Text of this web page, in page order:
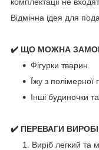
Відмінна ідея для
✔️ ЩО МОЖНА
Фігурки тварин.
Їжу з полімерної
Інші будиночки
✔️ ПЕРЕВАГИ
Виріб легкий та